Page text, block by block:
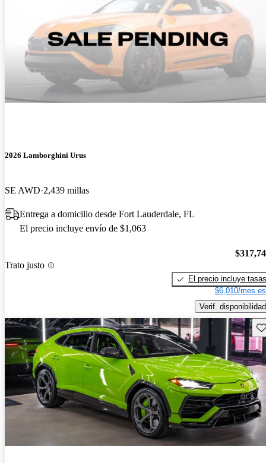
2026 Lamborghini Urus
SE AWD 2,439 millas
Entrega a domicilio desde Fort Lauderdale, FL
El precio incluye envío de $1,063
Trato justo
El precio incluye tasas
$6,010/mes
Verif. disponibilidad